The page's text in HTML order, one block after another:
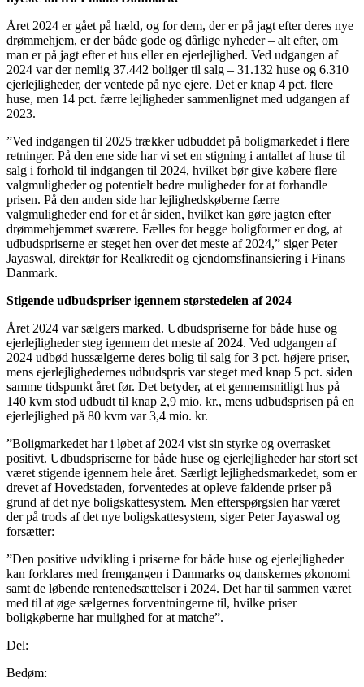
Året 2024 er gået på hæld, og for dem, der er på jagt efter deres nye
drømmehjem, er der både gode og dårlige nyheder – alt efter, om
man er på jagt efter et hus eller en ejerlejlighed. Ved udgangen af
2024 var der nemlig 37.442 boliger til salg – 31.132 huse og 6.310
ejerlejligheder, der ventede på nye ejere. Det er knap 4 pct. flere
huse, men 14 pct. færre lejligheder sammenlignet med udgangen af
2023.
”Ved indgangen til 2025 trækker udbuddet på boligmarkedet i flere
retninger. På den ene side har vi set en stigning i antallet af huse til
salg i forhold til indgangen til 2024, hvilket bør give købere flere
valgmuligheder og potentielt bedre muligheder for at forhandle
prisen. På den anden side har lejlighedskøberne færre
valgmuligheder end for et år siden, hvilket kan gøre jagten efter
drømmehjemmet sværere. Fælles for begge boligformer er dog, at
udbudspriserne er steget hen over det meste af 2024,” siger Peter
Jayaswal, direktør for Realkredit og ejendomsfinansiering i Finans
Danmark.
Stigende udbudspriser igennem størstedelen af 2024
Året 2024 var sælgers marked. Udbudspriserne for både huse og
ejerlejligheder steg igennem det meste af 2024. Ved udgangen af
2024 udbød hussælgerne deres bolig til salg for 3 pct. højere priser,
mens ejerlejlighedernes udbudspris var steget med knap 5 pct. siden
samme tidspunkt året før. Det betyder, at et gennemsnitligt hus på
140 kvm stod udbudt til knap 2,9 mio. kr., mens udbudsprisen på en
ejerlejlighed på 80 kvm var 3,4 mio. kr.
”Boligmarkedet har i løbet af 2024 vist sin styrke og overrasket
positivt. Udbudspriserne for både huse og ejerlejligheder har stort set
været stigende igennem hele året. Særligt lejlighedsmarkedet, som er
drevet af Hovedstaden, forventedes at opleve faldende priser på
grund af det nye boligskattesystem. Men efterspørgslen har været
der på trods af det nye boligskattesystem, siger Peter Jayaswal og
forsætter:
”Den positive udvikling i priserne for både huse og ejerlejligheder
kan forklares med fremgangen i Danmarks og danskernes økonomi
samt de løbende rentenedsættelser i 2024. Det har til sammen været
med til at øge sælgernes forventningerne til, hvilke priser
boligkøberne har mulighed for at matche”.
Del:
Bedøm: